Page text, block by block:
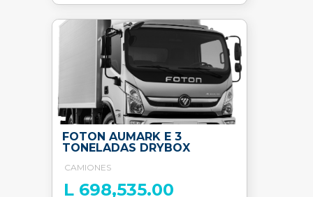
FOTON AUMARK E 3
TONELADAS DRYBOX
CAMIONES
L 698,535.00